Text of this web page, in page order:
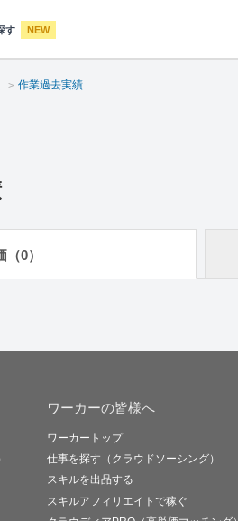
す NEW
作業過去実績
0）
ワーカーの皆様へ
ワーカートップ
仕事を探す（クラウドソーシング）
スキルを出品する
スキルアフィリエイトで稼ぐ